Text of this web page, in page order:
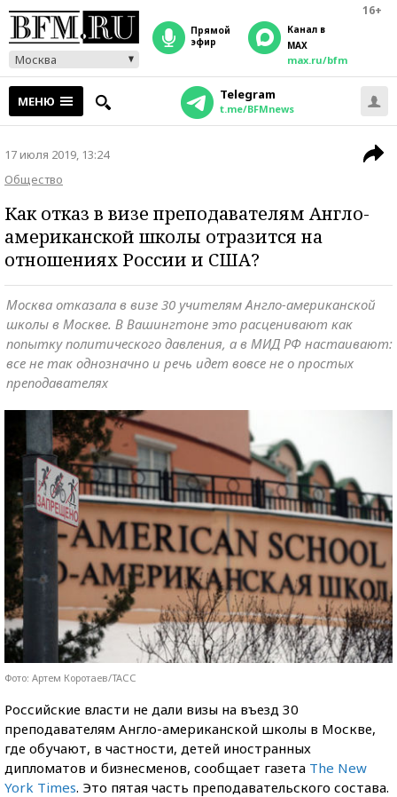
16+
Москва
прямой
эфир
Канал в
MAX
max.ru/bfm
МЕНЮ Telegram
t.me/BFMnews
17 июля 2019, 13:24
Общество
Как отказ в визе преподавателям Англо-
американской школы отразится на
отношениях России и США?
Москва отказала в визе 30 учителям Англо-американской
школы в Москве. В Вашингтоне это расценивают как
попытку политического давления, а в МИД РФ настаивают:
все не так однозначно и речь идет вовсе не о простых
преподавателях
Фото: Артем Коротаев/ТАСС
Российские власти не дали визы на въезд 30
преподавателям Англо-американской школы в Москве,
где обучают, в частности, детей иностранных
дипломатов и бизнесменов, сообщает газета The New
York Times. Это пятая часть преподавательского состава.